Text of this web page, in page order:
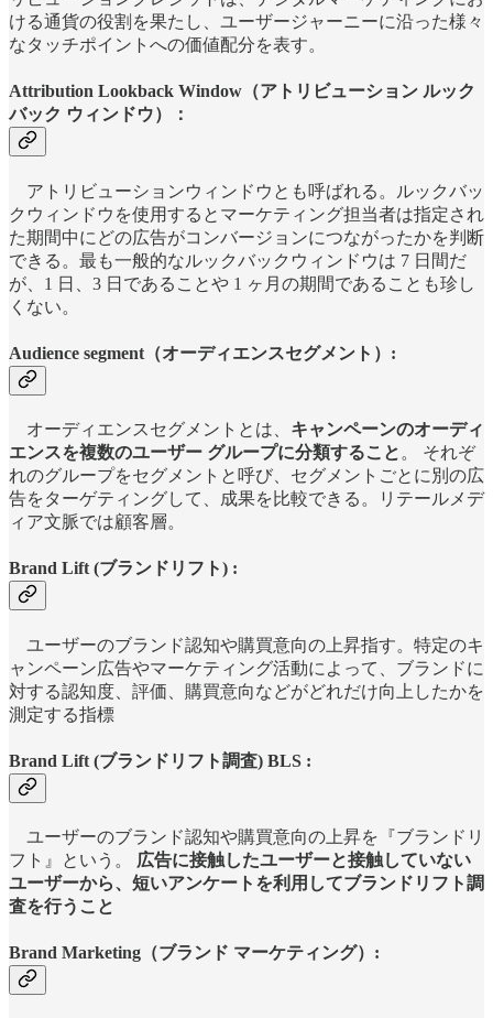
ける通貨の役割を果たし、ユーザージャーニーに沿った様々
なタッチポイントへの価値配分を表す。
Attribution Lookback Window（アトリビューション ルック
バック ウィンドウ）：
アトリビューションウィンドウとも呼ばれる。ルックバッ
クウィンドウを使用するとマーケティング担当者は指定され
た期間中にどの広告がコンバージョンにつながったかを判断
できる。最も一般的なルックバックウィンドウは 7 日間だ
が、1 日、3 日であることや 1 ヶ月の期間であることも珍し
くない。
Audience segment（オーディエンスセグメント）:
オーディエンスセグメントとは、 キャンペーンのオーディ
エンスを複数のユーザー グループに分類すること 。 それぞ
れのグループをセグメントと呼び、セグメントごとに別の広
告をターゲティングして、成果を比較できる。リテールメデ
ィア文脈では顧客層。
Brand Lift (ブランドリフト) :
ユーザーのブランド認知や購買意向の上昇指す。特定のキ
ャンペーン広告やマーケティング活動によって、ブランドに
対する認知度、評価、購買意向などがどれだけ向上したかを
測定する指標
Brand Lift (ブランドリフト調査) BLS :
ユーザーのブランド認知や購買意向の上昇を『ブランドリ
フト』という。 広告に接触したユーザーと接触していない
ユーザーから、短いアンケートを利用してブランドリフト調
査を行うこと
Brand Marketing（ブランド マーケティング）: